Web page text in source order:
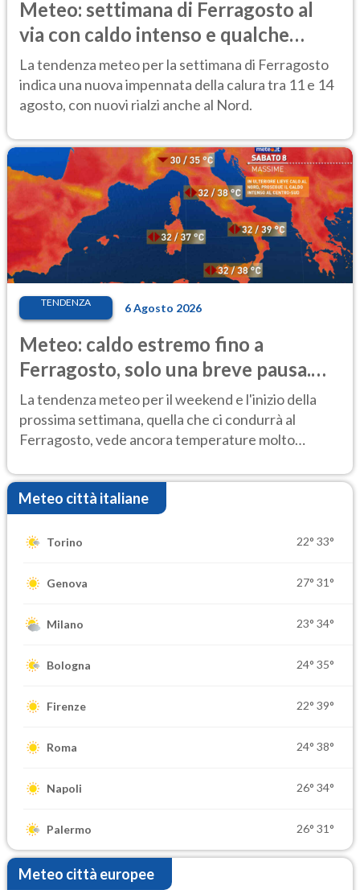
Meteo: settimana di Ferragosto al
via con caldo intenso e qualche
temporale
La tendenza meteo per la settimana di Ferragosto
indica una nuova impennata della calura tra 11 e 14
agosto, con nuovi rialzi anche al Nord.
TENDENZA 6 Agosto 2026
Meteo: caldo estremo fino a
Ferragosto, solo una breve pausa.
Ecco dove
La tendenza meteo per il weekend e l'inizio della
prossima settimana, quella che ci condurrà al
Ferragosto, vede ancora temperature molto
Meteo città italiane
Torino 22° 33°
Genova 27° 31°
Milano 23° 34°
Bologna 24° 35°
Firenze 22° 39°
Roma 24° 38°
Napoli 26° 34°
Palermo 26° 31°
Meteo città europee